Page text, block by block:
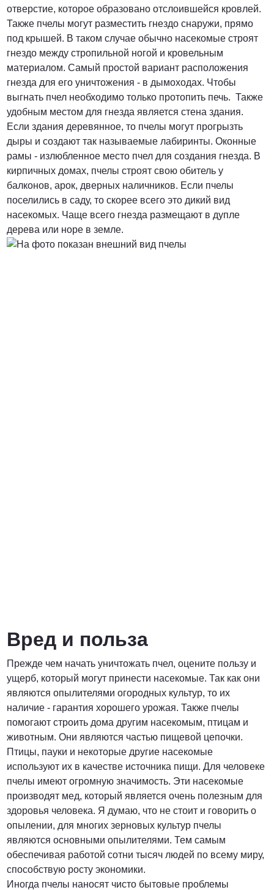
от 3000 Руб.
ПОЗВОНИТЬ
от 5000 руб.
ПОЗВОНИТЬ
Договорная
ПОЗВОНИТЬ
отверстие, которое образовано отслоившейся кровлей.
Также пчелы могут разместить гнездо снаружи, прямо
под крышей. В таком случае обычно насекомые строят
гнездо между стропильной ногой и кровельным
материалом. Самый простой вариант расположения
гнезда для его уничтожения - в дымоходах. Чтобы
выгнать пчел необходимо только протопить печь. Также
удобным местом для гнезда является стена здания.
Если здания деревянное, то пчелы могут прогрызть
дыры и создают так называемые лабиринты. Оконные
рамы - излюбленное место пчел для создания гнезда. В
кирпичных домах, пчелы строят свою обитель у
балконов, арок, дверных наличников. Если пчелы
поселились в саду, то скорее всего это дикий вид
насекомых. Чаще всего гнезда размещают в дупле
дерева или норе в земле.
Вред и польза
Прежде чем начать уничтожать пчел, оцените пользу и
ущерб, который могут принести насекомые. Так как они
являются опылителями огородных культур, то их
наличие - гарантия хорошего урожая. Также пчелы
помогают строить дома другим насекомым, птицам и
животным. Они являются частью пищевой цепочки.
Птицы, пауки и некоторые другие насекомые
используют их в качестве источника пищи. Для человеке
пчелы имеют огромную значимость. Эти насекомые
производят мед, который является очень полезным для
здоровья человека. Я думаю, что не стоит и говорить о
опылении, для многих зерновых культур пчелы
являются основными опылителями. Тем самым
обеспечивая работой сотни тысяч людей по всему миру,
способствую росту экономики.
Иногда пчелы наносят чисто бытовые проблемы